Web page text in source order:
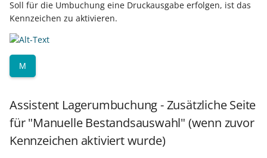
Soll für die Umbuchung eine Druckausgabe erfolgen, ist das
Kennzeichen zu aktivieren.
M
Assistent Lagerumbuchung - Zusätzliche Seite
für "Manuelle Bestandsauswahl" (wenn zuvor
Kennzeichen aktiviert wurde)
Österreich
Eigene Abläufe
einzelnen Adresse
Platzhalter für detaillierte
Abrechnung
- Projekte
Serviceverträge über
Betriebsaufgabe
(Insolvenzverfahren)
GPSR -
nutzen
Buchungssatzerstellung in
der Kasse
Funktionen im
Regeln